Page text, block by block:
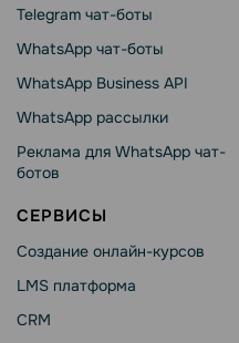
Telegram чат-боты
WhatsApp чат-боты
WhatsApp Business API
WhatsApp рассылки
Реклама для WhatsApp чат-
ботов
СЕРВИСЫ
Создание онлайн-курсов
LMS платформа
CRM